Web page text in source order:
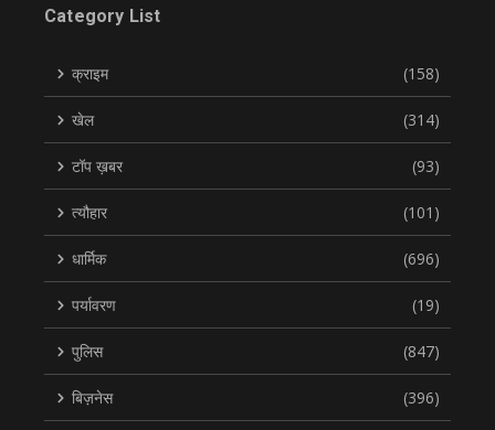
Category List
क्राइम (158)
खेल (314)
टॉप ख़बर (93)
त्यौहार (101)
धार्मिक (696)
पर्यावरण (19)
पुलिस (847)
बिज़नेस (396)